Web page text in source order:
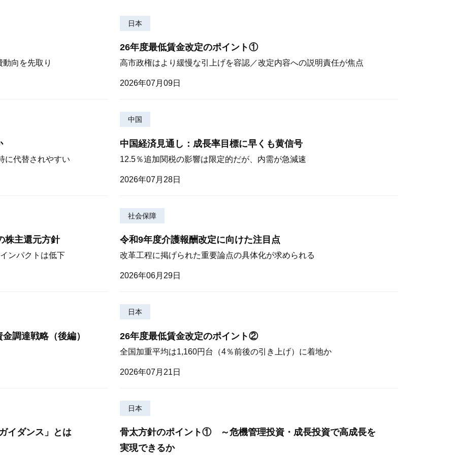
向を先取り
に代替されやすい
株主還元方針
ンパクトは低下
調達戦略（後編）
イダンス」とは
日本
26年度最低賃金改定のポイント①
高市政権はより緩慢な引上げを容認／改定内容への説明責任が焦点
2026年07月09日
中国
中国経済見通し：成長率目標に早くも黄信号
12.5％追加関税の影響は限定的だが、内需が急減速
2026年07月28日
社会保障
令和9年度介護報酬改定に向けた注目点
改革工程に掲げられた重要論点の具体化が求められる
2026年06月29日
日本
26年度最低賃金改定のポイント②
全国加重平均は1,160円台（4％前後の引き上げ）に着地か
2026年07月21日
日本
骨太方針のポイント① ～危機管理投資・成長投資で高成長を
実現できるか